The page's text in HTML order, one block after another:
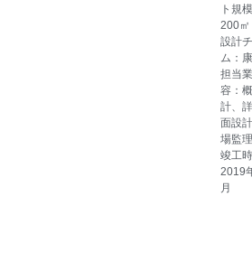
ト規
200㎡
設計
ム：
担当
容：
計、
面設
場監理
竣工
2019
月